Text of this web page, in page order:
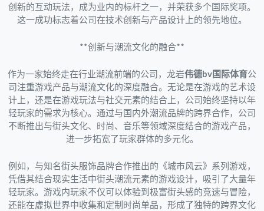
创新的互动玩法，成为业内的标杆之一，并荣获多个国际奖项。
这一成功标志着公司在技术创新与产品设计上的领先地位。
**创新与潮流文化的融合**
作为一家始终走在行业潮流前端的公司，龙岩伟德bv国际体育公
司注重游戏产品与潮流文化的深度融合。无论是在游戏的艺术设
计上，还是在游戏玩法与社交元素的结合上，公司始终坚持以年
轻玩家的需求为核心。通过与国内外潮流品牌的跨界合作，公司
不断推出与街头文化、时尚、音乐等领域深度结合的游戏产品，
进一步拓宽了玩家群体的多元化。
例如，与知名街头服饰品牌合作推出的《城市风云》系列游戏，
凭借其结合现实生活中街头潮流元素的游戏设计，吸引了大量年
轻玩家。游戏内玩家不仅可以体验到极富街头感的竞速与冒险，
还能在虚拟世界中收集和定制时尚单品，形成了独特的跨界文化